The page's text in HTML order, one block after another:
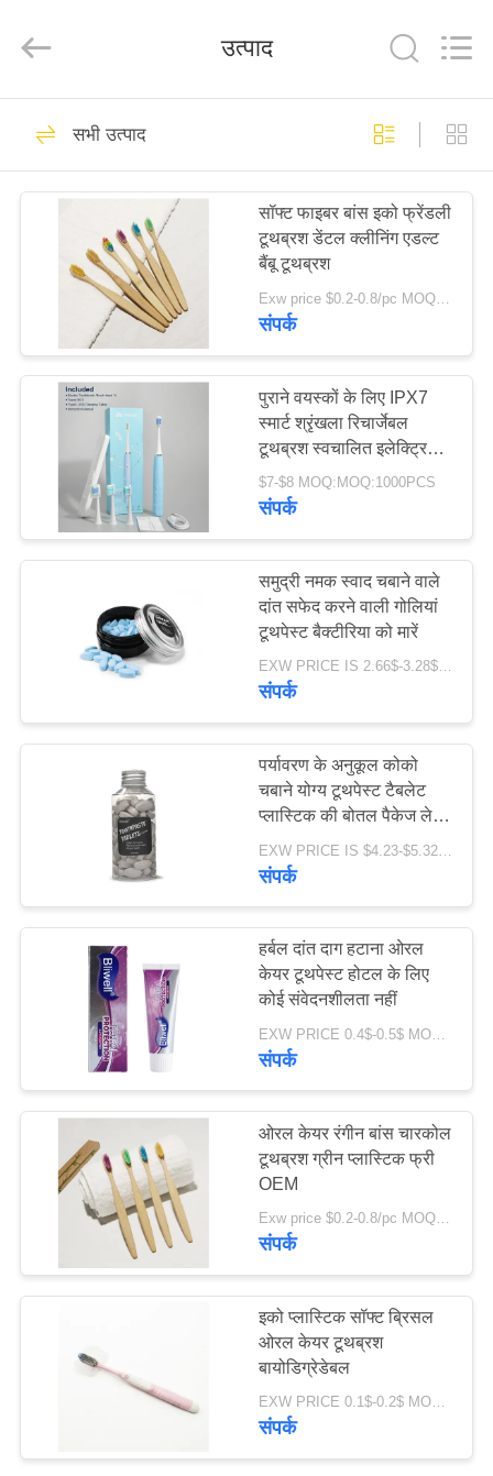
उत्पादों
वीडियो
बारे
कारखाना
भ्रमण
करें
अनुरोध
गोपनीयता
CARE
CENTER.
ओरल केयर टूथपेस्ट
150
दांत सफेद करने वाले
टूथपेस्ट
58
फलों का स्वाद टूथपेस्ट
18
सक्रिय चारकोल टूथपेस्ट
18
ऑर्गेनिक चिल्ड्रन टूथपेस्ट
दांत सफेद करने वाला
पाउडर
17
उत्पाद
सभी उत्पाद
सॉफ्ट फाइबर बांस इको फ्रेंडली
टूथब्रश डेंटल क्लीनिंग एडल्ट
बैंबू टूथब्रश
Exw price $0.2-0.8/pc MOQ:100 पीसी
संपर्क
पुराने वयस्कों के लिए IPX7
स्मार्ट श्रृंखला रिचार्जेबल
टूथब्रश स्वचालित इलेक्ट्रिक
टूथब्रश
$7-$8 MOQ:MOQ:1000PCS
संपर्क
समुद्री नमक स्वाद चबाने वाले
दांत सफेद करने वाली गोलियां
टूथपेस्ट बैक्टीरिया को मारें
EXW PRICE IS 2.66$-3.28$/BOTTLE MOQ:60 पीसी * 100 बॉक्स
संपर्क
पर्यावरण के अनुकूल कोको
चबाने योग्य टूथपेस्ट टैबलेट
प्लास्टिक की बोतल पैकेज ले
जाने में आसान
संपर्क
हर्बल दांत दाग हटाना ओरल
केयर टूथपेस्ट होटल के लिए
कोई संवेदनशीलता नहीं
EXW PRICE 0.4$-0.5$ MOQ:500 पीसी -30000 पीसी
संपर्क
ओरल केयर रंगीन बांस चारकोल
टूथब्रश ग्रीन प्लास्टिक फ्री
OEM
Exw price $0.2-0.8/pc MOQ:100 पीसी
संपर्क
इको प्लास्टिक सॉफ्ट ब्रिसल
ओरल केयर टूथब्रश
बायोडिग्रेडेबल
EXW PRICE 0.1$-0.2$ MOQ:30000PCS
संपर्क